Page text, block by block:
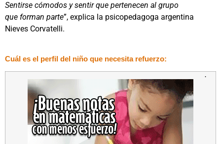
Sentirse cómodos y sentir que pertenecen al grupo
que forman parte”, explica la psicopedagoga argentina
Nieves Corvatelli.
Cuál es el perfil del niño que necesita refuerzo:
·